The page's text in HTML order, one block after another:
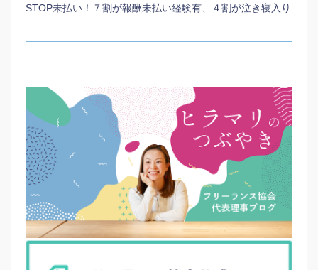
STOP未払い！７割が報酬未払い経験有、４割が泣き寝入り